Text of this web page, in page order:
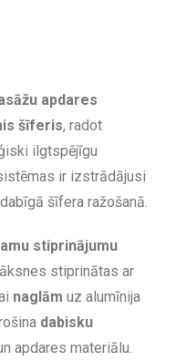
apdares
šīferis, radot
ilgtspējīgu
ir izstrādājusi
šīfera ražošanā.
stiprinājumu
stiprinātas ar
naglām uz alumīnija
dabisku
apdares materiālu.